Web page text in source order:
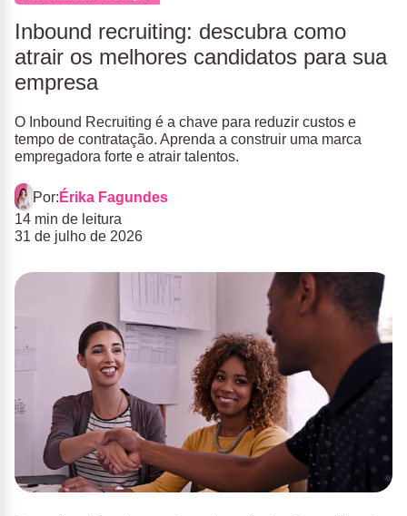
Inbound recruiting: descubra como
atrair os melhores candidatos para sua
empresa
O Inbound Recruiting é a chave para reduzir custos e
tempo de contratação. Aprenda a construir uma marca
empregadora forte e atrair talentos.
Por: Érika Fagundes
14 min de leitura
31 de julho de 2026